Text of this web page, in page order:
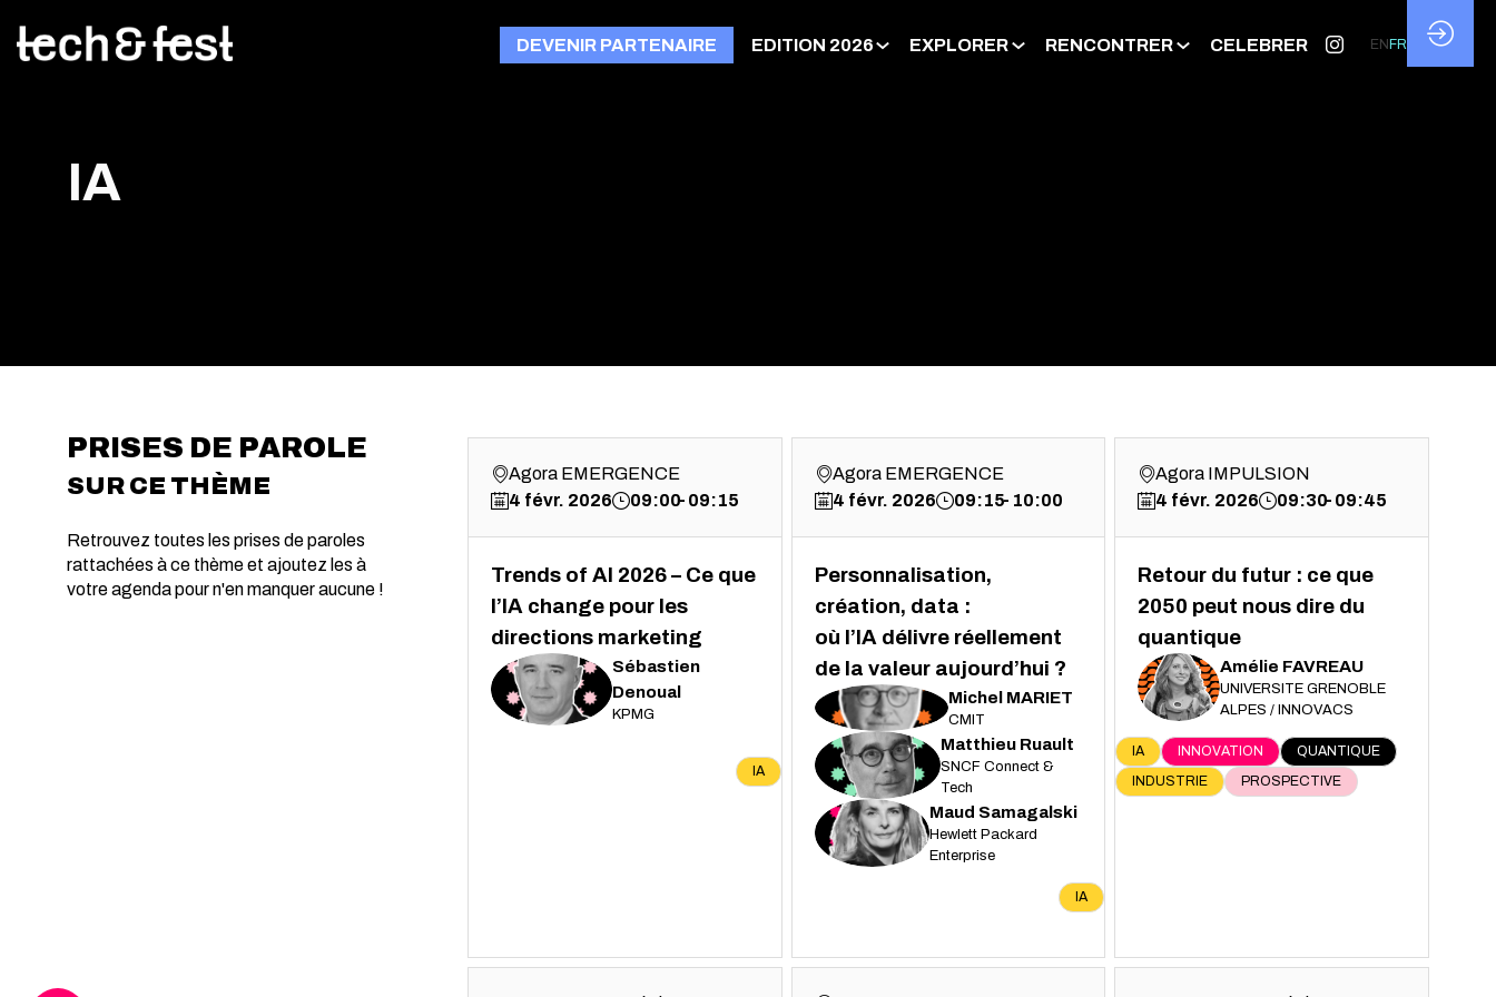
DEVENIR PARTENAIRE EDITION 2026 EXPLORER RENCONTRER CELEBRER EN FR
IA
SUR CE THÈME
PRISES DE PAROLE
Retrouvez toutes les prises de paroles
rattachées à ce thème et ajoutez les à
votre agenda pour n'en manquer aucune !
Agora EMERGENCE
4 févr. 2026
09:00 09:15
Trends of AI 2026 – Ce que
l’IA change pour les
directions marketing
SD
Sébastien
Denoual
KPMG
IA
Agora EMERGENCE
4 févr. 2026
09:15 10:00
Personnalisation,
création, data :
où l’IA délivre réellement
de la valeur aujourd’hui ?
MM Michel MARIET
CMIT
MR
Matthieu Ruault
SNCF Connect &
Tech
MS
Maud Samagalski
Hewlett Packard
Enterprise
IA
Agora IMPULSION
4 févr. 2026
09:30 09:45
Retour du futur : ce que
2050 peut nous dire du
quantique
AF
Amélie FAVREAU
UNIVERSITE GRENOBLE
ALPES / INNOVACS
IA INNOVATION
QUANTIQUE
INDUSTRIE
PROSPECTIVE